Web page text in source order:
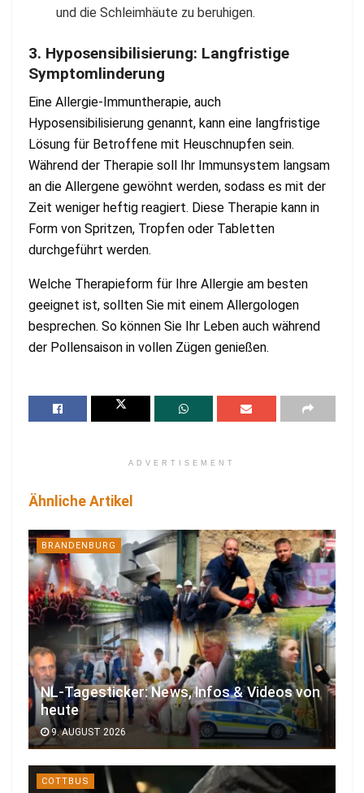
und die Schleimhäute zu beruhigen.
3. Hyposensibilisierung: Langfristige
Symptomlinderung
Eine Allergie-Immuntherapie, auch
Hyposensibilisierung genannt, kann eine langfristige
Lösung für Betroffene mit Heuschnupfen sein.
Während der Therapie soll Ihr Immunsystem langsam
an die Allergene gewöhnt werden, sodass es mit der
Zeit weniger heftig reagiert. Diese Therapie kann in
Form von Spritzen, Tropfen oder Tabletten
durchgeführt werden.
Welche Therapieform für Ihre Allergie am besten
geeignet ist, sollten Sie mit einem Allergologen
besprechen. So können Sie Ihr Leben auch während
der Pollensaison in vollen Zügen genießen.
ADVERTISEMENT
Ähnliche Artikel
BRANDENBURG
NL-Tagesticker: News, Infos & Videos von
heute
9. AUGUST 2026
COTTBUS